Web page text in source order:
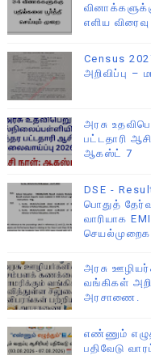
எளிய
Census
அறிவிப்பு
அரசு
பட்டதாரி
ஆகஸ்ட் 7
DSE -
பொதுத்
வாரியாக
அரசு
வங்கிகள்
அரசாணை.
எண்ணும்
பதிவேடு